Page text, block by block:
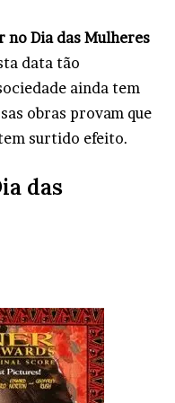
no Dia das Mulheres
data tão
ainda tem
obras provam que
surtido efeito.
das